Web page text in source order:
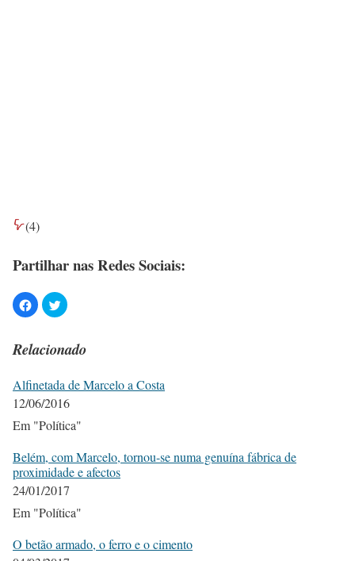
(4)
Partilhar nas Redes Sociais:
Relacionado
Alfinetada de Marcelo a Costa
12/06/2016
Em "Política"
Belém, com Marcelo, tornou-se numa genuína fábrica de
proximidade e afectos
24/01/2017
Em "Política"
O betão armado, o ferro e o cimento